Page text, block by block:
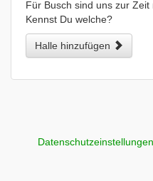
Für Busch sind uns zur
Kennst Du welche?
Halle hinzufügen
Datenschutzeinstellungen